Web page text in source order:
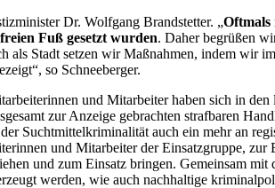
Dr. Wolfgang Brandstetter. „Oftmals
Fuß gesetzt wurden. Daher begrüßen
als Stadt setzen wir Maßnahmen, indem wir
so Schneeberger.
und Mitarbeiter haben sich in
zur Anzeige gebrachten strafbaren
Suchtmittelkriminalität auch ein mehr an
und Mitarbeiter der Einsatzgruppe,
und zum Einsatz bringen. Gemeinsam
werden, wie auch nachhaltige